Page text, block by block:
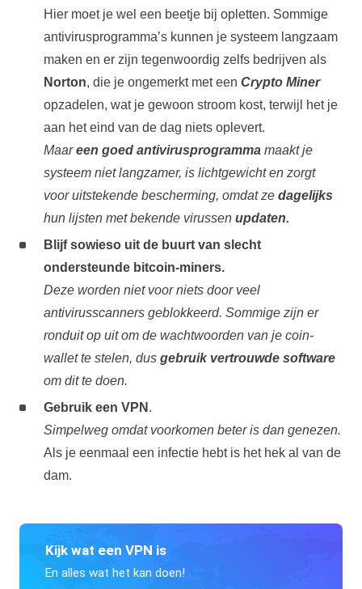
Hier moet je wel een beetje bij opletten. Sommige
antivirusprogramma’s kunnen je systeem langzaam
maken en er zijn tegenwoordig zelfs bedrijven als
Norton, die je ongemerkt met een Crypto Miner
opzadelen, wat je gewoon stroom kost, terwijl het je
aan het eind van de dag niets oplevert.
Maareen goed antivirusprogrammamaakt je
systeem niet langzamer, is lichtgewicht en zorgt
voor uitstekende bescherming, omdat ze dagelijks
hun lijsten met bekende virussen updaten.
Blijf sowieso uit de buurt van slecht
ondersteunde bitcoin-miners.
Deze worden niet voor niets door veel
antivirusscanners geblokkeerd. Sommige zijn er
ronduit op uit om de wachtwoorden van je coin-
wallet te stelen, dus gebruik vertrouwde software
om dit te doen.
Gebruik een VPN .
Simpelweg omdat voorkomen beter is dan genezen.
Als je eenmaal een infectie hebt is het hek al van de
dam.
Kijk wat een VPN is
En alles wat het kan doen!